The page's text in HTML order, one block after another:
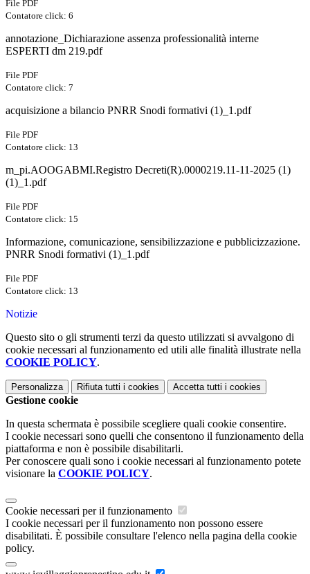
File PDF
Contatore click: 6
annotazione_Dichiarazione assenza professionalità interne
ESPERTI dm 219.pdf
File PDF
Contatore click: 7
acquisizione a bilancio PNRR Snodi formativi (1)_1.pdf
File PDF
Contatore click: 13
m_pi.AOOGABMI.Registro Decreti(R).0000219.11-11-2025 (1)
(1)_1.pdf
File PDF
Contatore click: 15
Informazione, comunicazione, sensibilizzazione e pubblicizzazione.
PNRR Snodi formativi (1)_1.pdf
File PDF
Contatore click: 13
Notizie
Questo sito o gli strumenti terzi da questo utilizzati si avvalgono di
cookie necessari al funzionamento ed utili alle finalità illustrate nella
COOKIE POLICY.
Personalizza Rifiuta tutti i cookies Accetta tutti i cookies
Gestione cookie
In questa schermata è possibile scegliere quali cookie consentire.
I cookie necessari sono quelli che consentono il funzionamento della
piattaforma e non è possibile disabilitarli.
Per conoscere quali sono i cookie necessari al funzionamento potete
visionare la COOKIE POLICY.
Cookie necessari per il funzionamento
I cookie necessari per il funzionamento non possono essere
disabilitati. È possibile consultare l'elenco nella pagina della cookie
policy.